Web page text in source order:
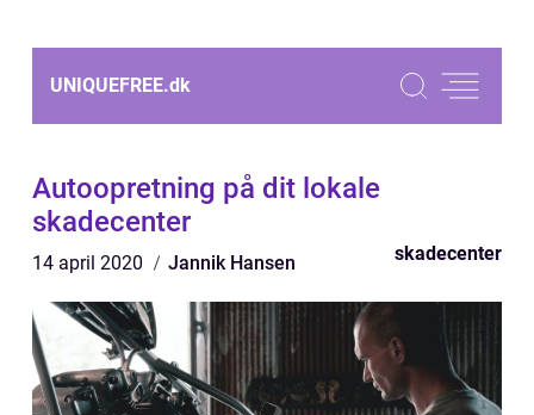
UNIQUEFREE.dk
Autoopretning på dit lokale
skadecenter
14 april 2020 Jannik Hansen skadecenter